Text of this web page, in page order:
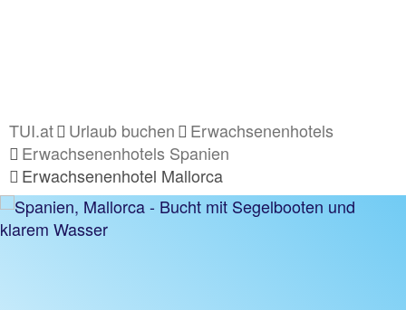
TUI.at Urlaub buchen
Erwachsenenhotels
Erwachsenenhotels Spanien
Erwachsenenhotel Mallorca